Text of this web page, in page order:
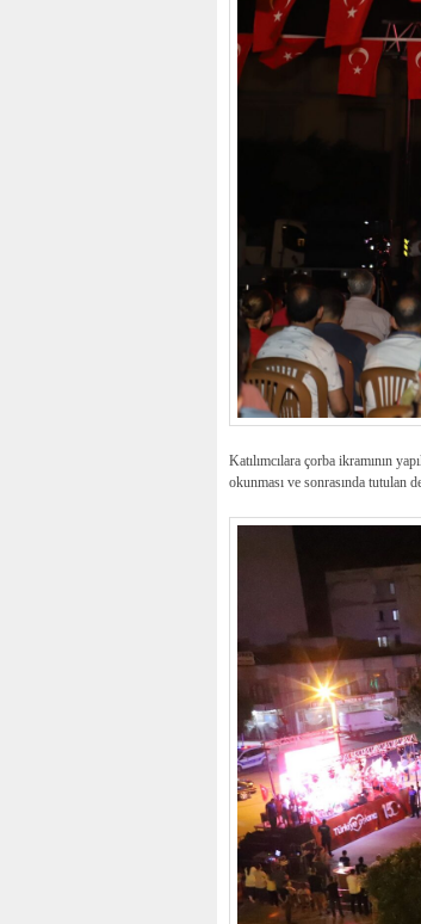
Katılımcılara çorba ikramının
okunması ve sonrasında tutulan